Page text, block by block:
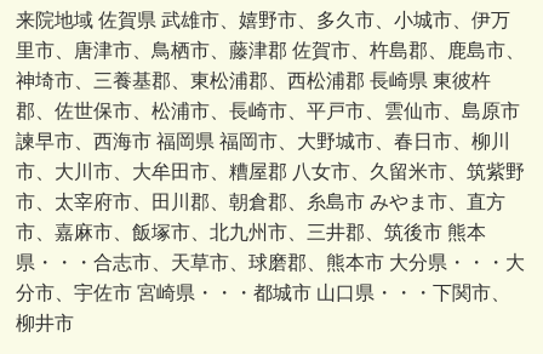
来院地域 佐賀県 武雄市、嬉野市、多久市、小城市、伊万
里市、唐津市、鳥栖市、藤津郡 佐賀市、杵島郡、鹿島市、
神埼市、三養基郡、東松浦郡、西松浦郡 長崎県 東彼杵
郡、佐世保市、松浦市、長崎市、平戸市、雲仙市、島原市
諫早市、西海市 福岡県 福岡市、大野城市、春日市、柳川
市、大川市、大牟田市、糟屋郡 八女市、久留米市、筑紫野
市、太宰府市、田川郡、朝倉郡、糸島市 みやま市、直方
市、嘉麻市、飯塚市、北九州市、三井郡、筑後市 熊本
県・・・合志市、天草市、球磨郡、熊本市 大分県・・・大
分市、宇佐市 宮崎県・・・都城市 山口県・・・下関市、
柳井市